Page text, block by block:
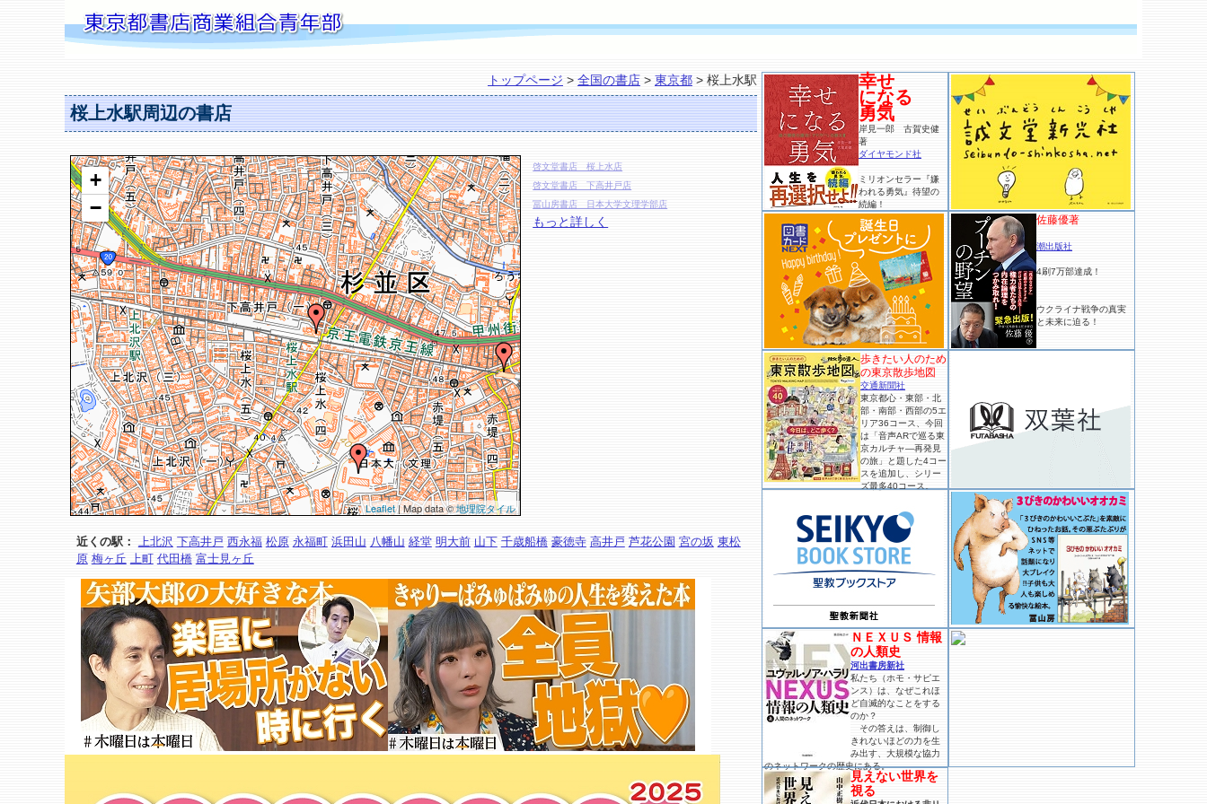
トップページ > 全国の書店 > 東京都 > 桜上水駅
桜上水駅周辺の書店
+
−
Leaflet| Map data ©地理院タイル
啓文堂書店 桜上水店
啓文堂書店 下高井戸店
冨山房書店 日本大学文理学部店
もっと詳しく
近くの駅： 上北沢 下高井戸 西永福 松原 永福町 浜田山 八幡山 経堂 明大前 山下 千歳船橋 豪徳寺 高井戸 芦花公園 宮の坂 東松
原 梅ヶ丘 上町 代田橋 富士見ヶ丘
幸せ
になる
勇気
岸見一郎 古賀史健
著
ダイヤモンド社
ミリオンセラー『嫌
われる勇気』待望の
続編！
佐藤優著
潮出版社
4刷7万部達成！
ウクライナ戦争の真実
と未来に迫る！
歩きたい人のため
の東京散歩地図
交通新聞社
東京都心・東部・北
部・南部・西部の5エ
リア36コース、今回
は「音声ARで巡る東
京カルチャ―再発見
の旅」と題した4コー
スを追加し、シリー
ズ最多40コース。
ＮＥＸＵＳ 情報
の人類史
河出書房新社
私たち（ホモ・サピエ
ンス）は、なぜこれほ
ど自滅的なことをする
のか？
その答えは、制御し
きれないほどの力を生
み出す、大規模な協力
のネットワークの歴史にある。
見えない世界を
視る